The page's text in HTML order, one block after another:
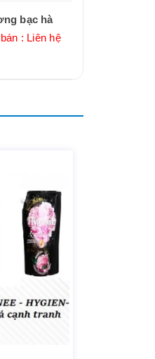
bạc hà
: Liên hệ